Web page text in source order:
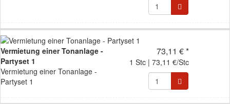
Vermietung einer Tonanlage -
Partyset 1
Vermietung einer Tonanlage -
Partyset 1
73,11 € *
1 Stc | 73,11 €/Stc